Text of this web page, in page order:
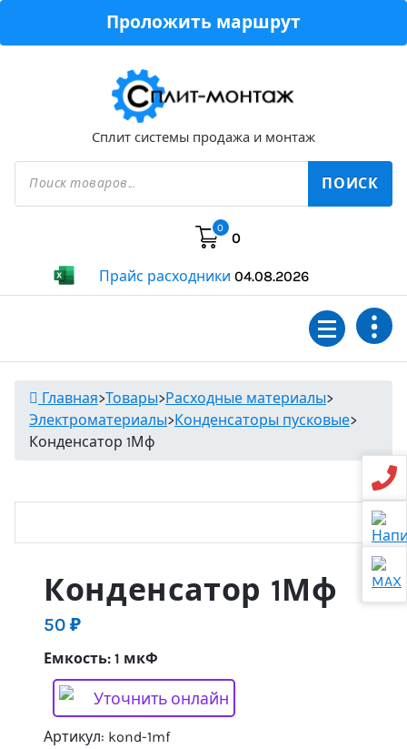
Проложить маршрут
Сплит системы продажа и монтаж
Поиск
товаров
ПОИСК
0
0
Прайс расходники 04.08.2026
Главная>Товары>Расходные материалы>
Электроматериалы>Конденсаторы пусковые>
Конденсатор 1Мф
Конденсатор 1Мф
50 ₽
Емкость: 1 мкФ
Уточнить онлайн
Артикул: kond-1mf